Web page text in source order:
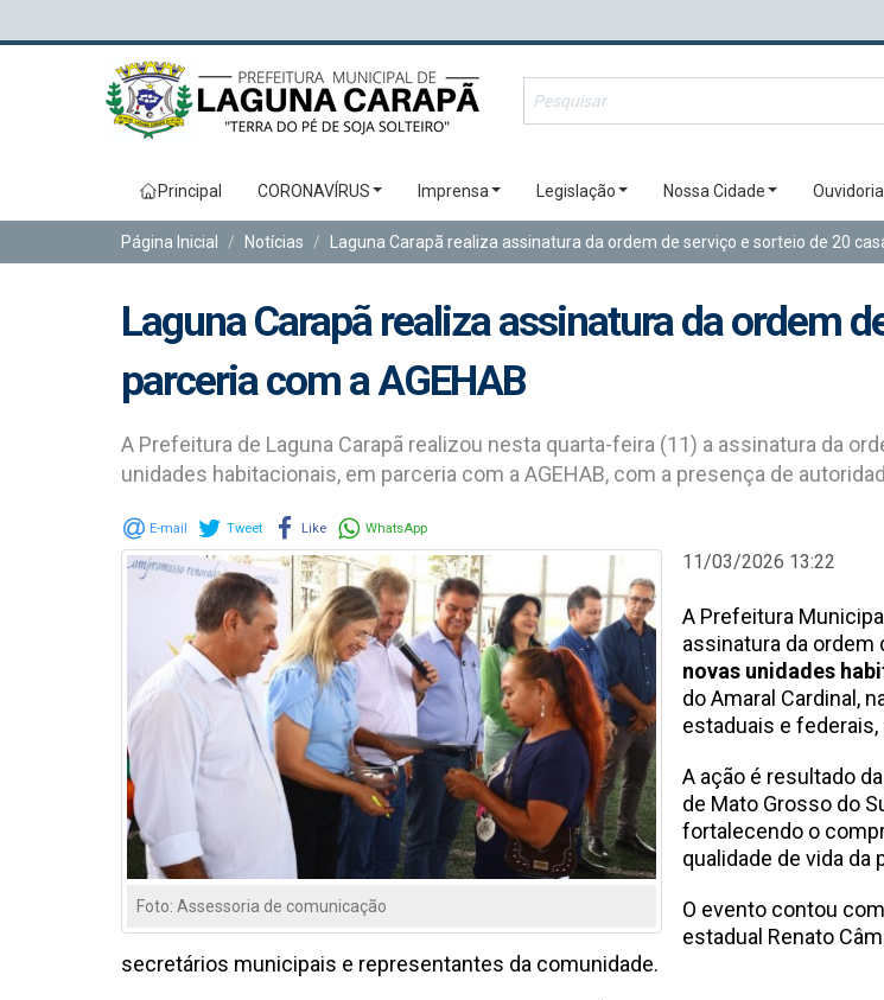
Principal CORONAVÍRUS Imprensa Legislação Nossa Cidade Ouvidoria
Página Inicial Notícias Laguna Carapã realiza assinatura da ordem de serviço e sorteio de 20
Laguna Carapã realiza assinatura da ordem
parceria com a AGEHAB
A Prefeitura de Laguna Carapã realizou nesta quarta-feira (11) a assinatura da
unidades habitacionais, em parceria com a AGEHAB, com a presença de
E-mail Tweet Like WhatsApp
Foto: Assessoria de comunicação
11/03/2026 13:22
A Prefeitura
assinatura da
novas unidades
do Amaral Cardinal,
estaduais e
A ação é resultado
de Mato Grosso do
fortalecendo o
qualidade de vida da
O evento contou
estadual Renato
secretários municipais e representantes da comunidade.